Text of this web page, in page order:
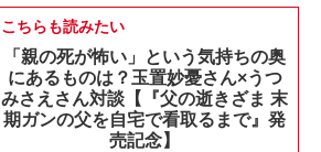
こちらも読みたい
「親の死が怖い」という気持ちの奥
にあるものは？玉置妙憂さん×うつ
みさえさん対談【『父の逝きざま 末
期ガンの父を自宅で看取るまで』発
売記念】